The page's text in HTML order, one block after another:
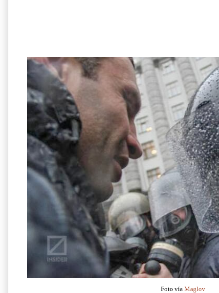
Foto víaMaglov